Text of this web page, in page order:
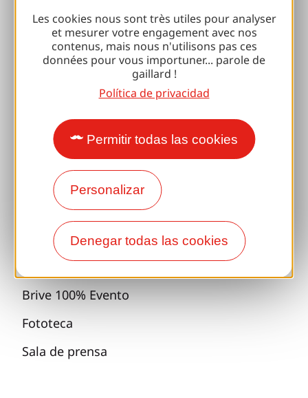
Les cookies nous sont très utiles pour analyser
et mesurer votre engagement avec nos
contenus, mais nous n'utilisons pas ces
données pour vous importuner... parole de
gaillard !
Política de privacidad
Permitir todas las cookies
Personalizar
Denegar todas las cookies
Accesibilidad
Viajes responsables
Reuniones y primos
Todas las ideas de vacaciones
Espacio Pro
Grupos
Pausas deportivas
100% Club Gaillard
Brive 100% Evento
Fototeca
Sala de prensa